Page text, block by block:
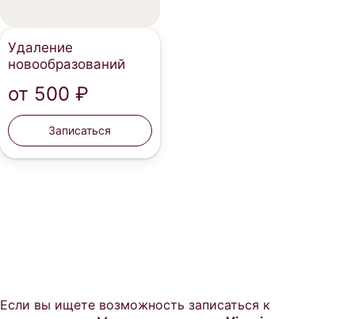
Удаление
новообразований
от 500 ₽
Записаться
Если вы ищете возможность записаться к